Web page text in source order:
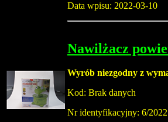
Data wpisu: 2022-03-10
Nawilżacz
Wyrób niezgodny z
Kod: Brak danych
Nr identyfikacyjny: 6/2022